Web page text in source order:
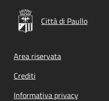
Città di Paullo
Footer menu
Area riservata
Crediti
Informativa privacy